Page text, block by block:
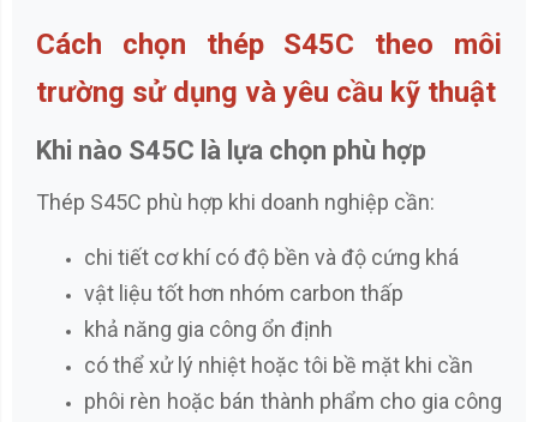
Cách chọn thép S45C theo môi
trường sử dụng và yêu cầu kỹ thuật
Khi nào S45C là lựa chọn phù hợp
Thép S45C phù hợp khi doanh nghiệp cần:
chi tiết cơ khí có độ bền và độ cứng khá
vật liệu tốt hơn nhóm carbon thấp
khả năng gia công ổn định
có thể xử lý nhiệt hoặc tôi bề mặt khi cần
phôi rèn hoặc bán thành phẩm cho gia công